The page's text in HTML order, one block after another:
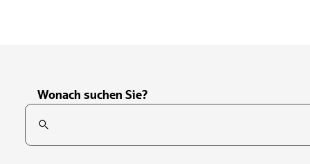
Wonach suchen Sie?
Suchfeld